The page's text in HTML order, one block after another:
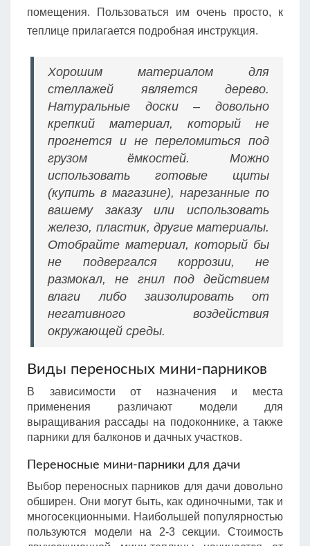
помещения. Пользоваться им очень просто, к
теплице прилагается подробная инструкция.
Хорошим материалом для
стеллажей является дерево.
Натуральные доски – довольно
крепкий материал, который не
прогнется и не переломиться под
грузом ёмкостей. Можно
использовать готовые щиты
(купить в магазине), нарезанные по
вашему заказу или использовать
железо, пластик, другие материалы.
Отобрайте материал, который бы
не подвергался коррозии, не
размокал, не гнил под действием
влаги либо заизолировать от
негативного воздействия
окружающей среды.
Виды переносных мини-парников
В зависимости от назначения и места
применения различают модели для
выращивания рассады на подоконнике, а также
парники для балконов и дачных участков.
Переносные мини-парники для дачи
Выбор переносных парников для дачи довольно
обширен. Они могут быть, как одиночными, так и
многосекционными. Наибольшей популярностью
пользуются модели на 2-3 секции. Стоимость